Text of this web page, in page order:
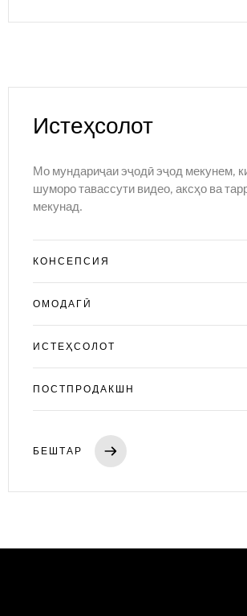
Истеҳсолот
Мо мундариҷаи эҷодӣ эҷод мекунем,
шуморо тавассути видео, аксҳо ва
мекунад.
КОНСЕПСИЯ
ОМОДАГӢ
ИСТЕҲСОЛОТ
ПОСТПРОДАКШН
БЕШТАР